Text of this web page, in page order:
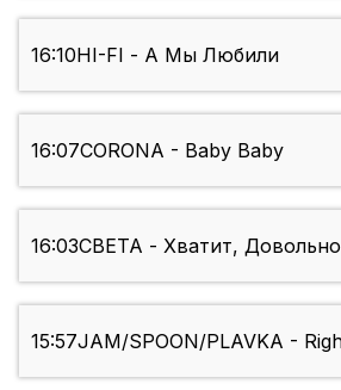
16:10HI-FI - А Мы Любили
16:07CORONA - Baby Baby
16:03СВЕТА - Хватит, Довольно
15:57JAM/SPOON/PLAVKA -